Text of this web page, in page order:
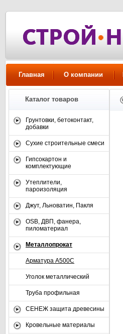
Главная О компании
Каталог товаров
Грунтовки, бетоконтакт,
добавки
Сухие строительные смеси
Гипсокартон и
комплектующие
Утеплители,
пароизоляция
Джут, Льноватин, Пакля
OSB, ДВП, фанера,
пиломатериал
Металлопрокат
Арматура А500С
Уголок металлический
Труба профильная
СЕНЕЖ защита древесины
Кровельные материалы